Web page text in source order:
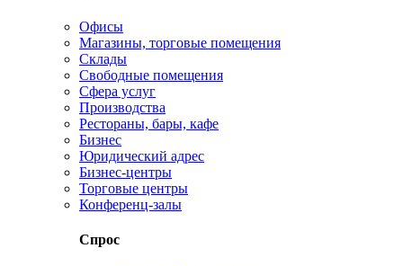
Офисы
Магазины, торговые помещения
Склады
Свободные помещения
Сфера услуг
Производства
Рестораны, бары, кафе
Бизнес
Юридический адрес
Бизнес-центры
Торговые центры
Конференц-залы
Спрос